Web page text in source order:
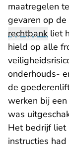
maatregelen
gevaren op
rechtbank liet
hield op alle
onderhouds-
de
werken bij
was
Het bedrijf liet
instructies